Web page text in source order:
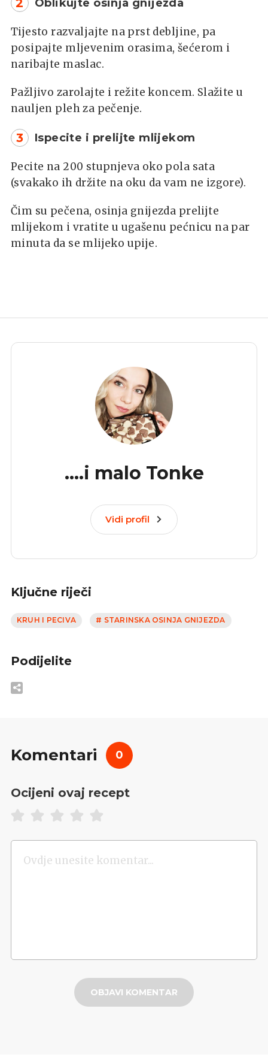
Oblikujte osinja gnijezda
Tijesto razvaljajte na prst debljine, pa
posipajte mljevenim orasima, šećerom i
naribajte maslac.
Pažljivo zarolajte i režite koncem. Slažite u
nauljen pleh za pečenje.
3 Ispecite i prelijte mlijekom
Pecite na 200 stupnjeva oko pola sata
(svakako ih držite na oku da vam ne izgore).
Čim su pečena, osinja gnijezda prelijte
mlijekom i vratite u ugašenu pećnicu na par
minuta da se mlijeko upije.
....i malo Tonke
Vidi profil
Ključne riječi
KRUH I PECIVA # STARINSKA OSINJA GNIJEZDA
Podijelite
Komentari 0
Ocijeni ovaj recept
OBJAVI KOMENTAR